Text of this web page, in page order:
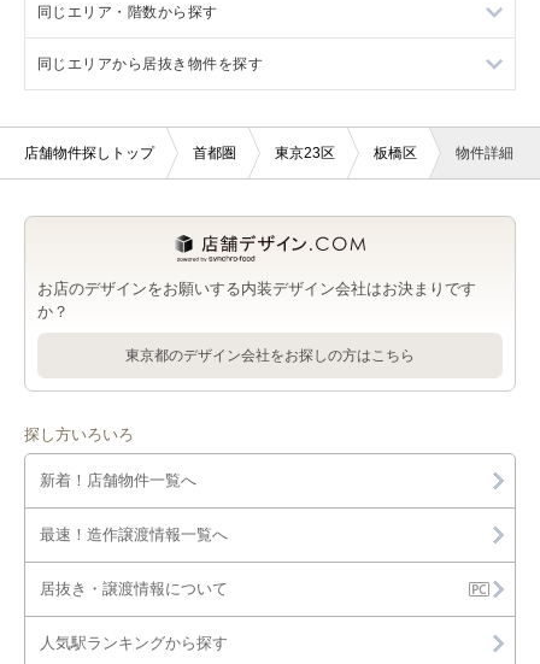
大山駅の店舗物件・貸店舗・テナント一覧
舗・テナント一覧
舗・テナント一覧
板橋区のその他を出店可能な店舗物件・貸店舗・テナント一覧
一覧
貸店舗・テナント一覧
ときわ台駅のジム・教室・スタジオを出店可能な店舗物件・貸
ときわ台駅のその他を出店可能な店舗物件・貸店舗・テナント
中板橋駅の美容室・理容室を出店可能な店舗物件・貸店舗・テ
中板橋駅の医療・歯科・クリニックを出店可能な店舗物件・貸
店舗・テナント一覧
中板橋駅のジム・教室・スタジオを出店可能な店舗物件・貸店
中板橋駅のその他を出店可能な店舗物件・貸店舗・テナント一
同じエリア・階数から探す
板橋区の3階以上の店舗物件・貸店舗・テナント一覧
中板橋駅の3階以上の店舗物件・貸店舗・テナント一覧
同じエリアから居抜き物件を探す
中板橋駅の居抜き店舗物件・貸店舗・テナント一覧
店舗物件探しトップ 首都圏 東京23区 板橋区 物件詳細
お店のデザインをお願いする内装デザイン会社はお決まりです
か？
東京都のデザイン会社をお探しの方はこちら
探し方いろいろ
新着！店舗物件一覧へ
最速！造作譲渡情報一覧へ
居抜き・譲渡情報について
人気駅ランキングから探す